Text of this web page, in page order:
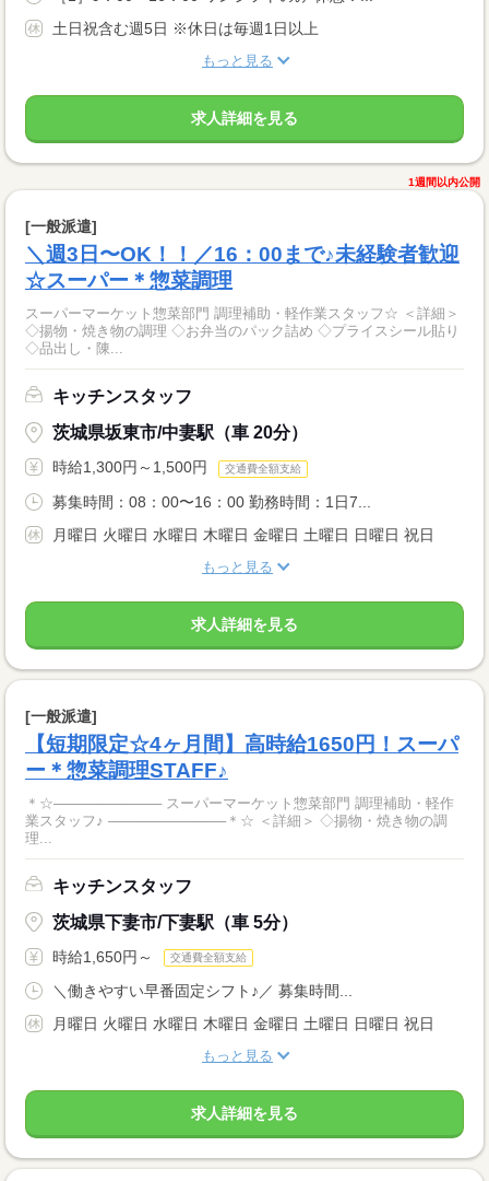
土日祝含む週5日 ※休日は毎週1日以上
もっと見る
求人詳細を見る
1週間以内公開
[一般派遣]
＼週3日〜OK！！／16：00まで♪未経験者歓迎
☆スーパー＊惣菜調理
スーパーマーケット惣菜部門 調理補助・軽作業スタッフ☆ ＜詳細＞
◇揚物・焼き物の調理 ◇お弁当のパック詰め ◇プライスシール貼り
◇品出し・陳...
キッチンスタッフ
茨城県坂東市/中妻駅（車 20分）
時給1,300円～1,500円 交通費全額支給
募集時間：08：00〜16：00 勤務時間：1日7...
月曜日 火曜日 水曜日 木曜日 金曜日 土曜日 日曜日 祝日
もっと見る
求人詳細を見る
[一般派遣]
【短期限定☆4ヶ月間】高時給1650円！スーパ
ー＊惣菜調理STAFF♪
＊☆─────────── スーパーマーケット惣菜部門 調理補助・軽作
業スタッフ♪ ────────────＊☆ ＜詳細＞ ◇揚物・焼き物の調
理...
キッチンスタッフ
茨城県下妻市/下妻駅（車 5分）
時給1,650円～ 交通費全額支給
＼働きやすい早番固定シフト♪／ 募集時間...
月曜日 火曜日 水曜日 木曜日 金曜日 土曜日 日曜日 祝日
もっと見る
求人詳細を見る